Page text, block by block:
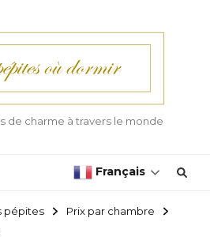
de charme à travers le monde
Français
pépites
Prix par chambre